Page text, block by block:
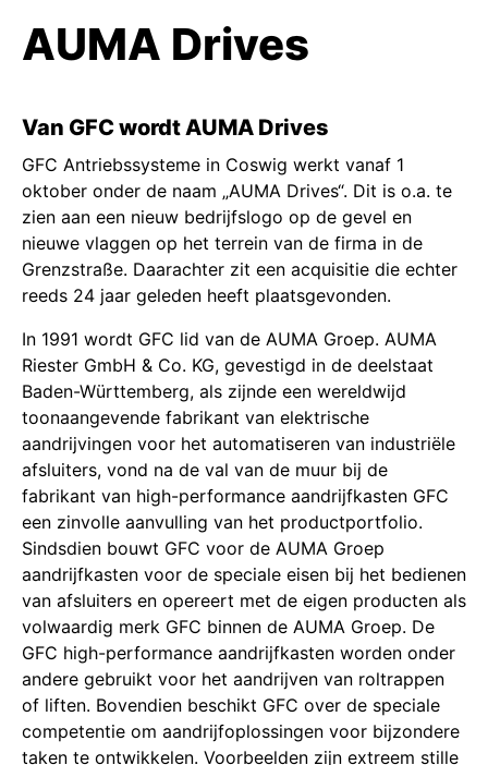
Van GFC wordt AUMA Drives
GFC Antriebssysteme in Coswig werkt vanaf 1
oktober onder de naam „AUMA Drives“. Dit is o.a. te
zien aan een nieuw bedrijfslogo op de gevel en
nieuwe vlaggen op het terrein van de firma in de
Grenzstraße. Daarachter zit een acquisitie die echter
reeds 24 jaar geleden heeft plaatsgevonden.
In 1991 wordt GFC lid van de AUMA Groep. AUMA
Riester GmbH & Co. KG, gevestigd in de deelstaat
Baden-Württemberg, als zijnde een wereldwijd
toonaangevende fabrikant van elektrische
aandrijvingen voor het automatiseren van industriële
afsluiters, vond na de val van de muur bij de
fabrikant van high-performance aandrijfkasten GFC
een zinvolle aanvulling van het productportfolio.
Sindsdien bouwt GFC voor de AUMA Groep
aandrijfkasten voor de speciale eisen bij het bedienen
van afsluiters en opereert met de eigen producten als
volwaardig merk GFC binnen de AUMA Groep. De
GFC high-performance aandrijfkasten worden onder
andere gebruikt voor het aandrijven van roltrappen
of liften. Bovendien beschikt GFC over de speciale
competentie om aandrijfoplossingen voor bijzondere
taken te ontwikkelen. Voorbeelden zijn extreem stille
AUMA Drives